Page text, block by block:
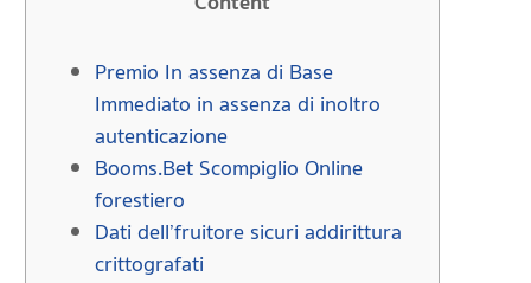
Premio In assenza di Base
Immediato in assenza di inoltro
autenticazione
Booms.Bet Scompiglio Online
forestiero
Dati dell’fruitore sicuri addirittura
crittografati